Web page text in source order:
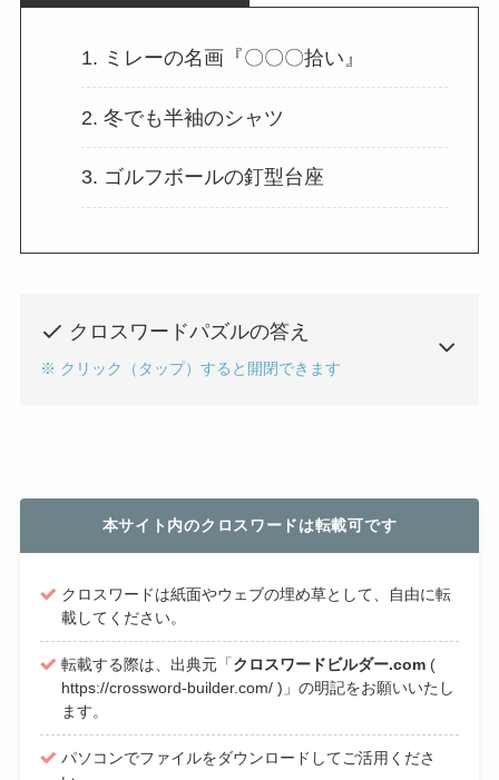
1. ミレーの名画『〇〇〇拾い』
2. 冬でも半袖のシャツ
3. ゴルフボールの釘型台座
クロスワードパズルの答え
※ クリック（タップ）すると開閉できます
本サイト内のクロスワードは転載可です
クロスワードは紙面やウェブの埋め草として、自由に転
載してください。
転載する際は、出典元「クロスワードビルダー.com (
https://crossword-builder.com/ )」の明記をお願いいたし
ます。
パソコンでファイルをダウンロードしてご活用くださ